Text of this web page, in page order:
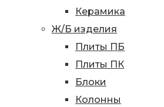
Керамика
Ж/Б изделия
Плиты ПБ
Плиты ПК
Блоки
Колонны